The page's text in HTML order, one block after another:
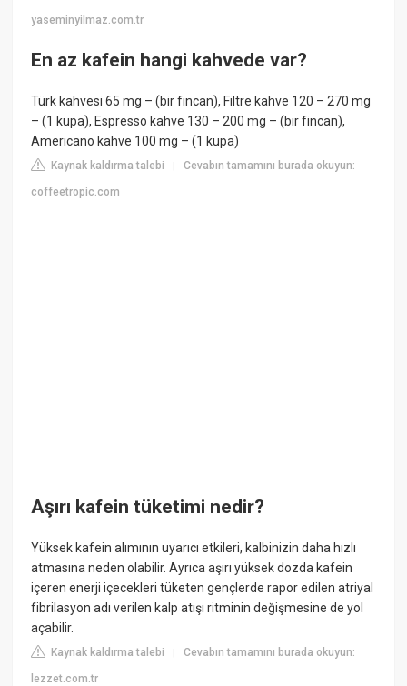
yaseminyilmaz.com.tr
En az kafein hangi kahvede var?
Türk kahvesi 65 mg – (bir fincan), Filtre kahve 120 – 270 mg
– (1 kupa), Espresso kahve 130 – 200 mg – (bir fincan),
Americano kahve 100 mg – (1 kupa)
Kaynak kaldırma talebi |Cevabın tamamını burada okuyun:
coffeetropic.com
Aşırı kafein tüketimi nedir?
Yüksek kafein alımının uyarıcı etkileri, kalbinizin daha hızlı
atmasına neden olabilir. Ayrıca aşırı yüksek dozda kafein
içeren enerji içecekleri tüketen gençlerde rapor edilen atriyal
fibrilasyon adı verilen kalp atışı ritminin değişmesine de yol
açabilir.
Kaynak kaldırma talebi |Cevabın tamamını burada okuyun:
lezzet.com.tr